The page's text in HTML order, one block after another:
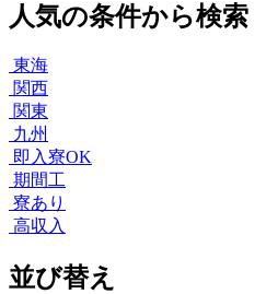
人気の条件から検索
東海
関西
関東
九州
即入寮OK
期間工
寮あり
高収入
並び替え